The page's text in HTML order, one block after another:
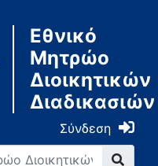
Εθνικό
Μητρώο
Διοικητικών
Διαδικασιών
Σύνδεση